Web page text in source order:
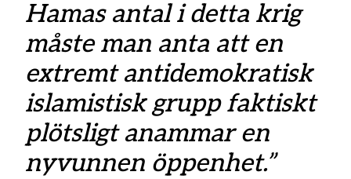
Hamas antal i detta krig
måste man anta att en
extremt antidemokratisk
islamistisk grupp faktiskt
plötsligt anammar en
nyvunnen öppenhet.”